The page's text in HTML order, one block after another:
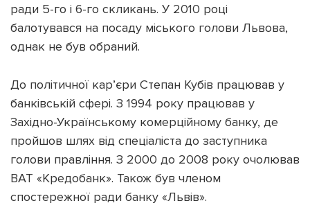
ради 5-го і 6-го скликань. У 2010 році
балотувався на посаду міського голови Львова,
однак не був обраний.
До політичної кар’єри Степан Кубів працював у
банківській сфері. З 1994 року працював у
Західно-Українському комерційному банку, де
пройшов шлях від спеціаліста до заступника
голови правління. З 2000 до 2008 року очолював
ВАТ «Кредобанк». Також був членом
спостережної ради банку «Львів».